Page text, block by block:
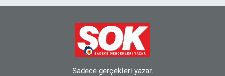
Sadece gerçekleri yazar.